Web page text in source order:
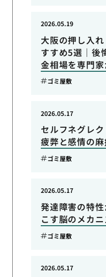
大阪の押し入
すすめ5選｜後
金相場を専門
2026.05.19
ゴミ屋敷
セルフネグレ
疲弊と感情の
2026.05.17
ゴミ屋敷
発達障害の特
こす脳のメカ
2026.05.17
ゴミ屋敷
2026.05.17